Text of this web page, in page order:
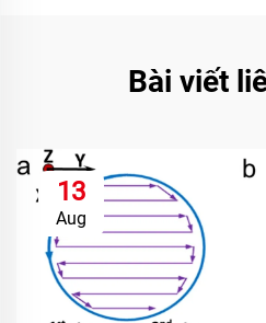
Bài viết
13
Aug